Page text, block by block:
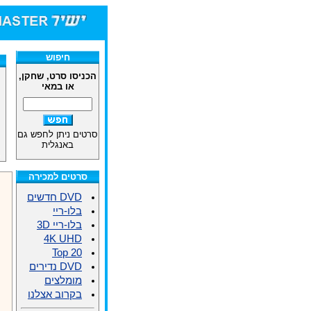
חיפוש
הכניסו סרט, שחקן,
או במאי
סרטים ניתן לחפש גם
באנגלית
סרטים למכירה
DVD חדשים
בלו-ריי
בלו-ריי 3D
4K UHD
Top 20
DVD נדירים
מומלצים
בקרוב אצלנו